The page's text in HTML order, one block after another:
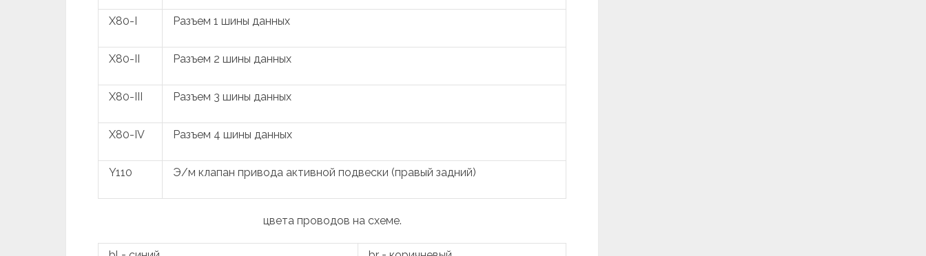
X80-I Разъем 1 шины данных
X80-II Разъем 2 шины данных
X80-III Разъем 3 шины данных
X80-IV Разъем 4 шины данных
Y110 Э/м клапан привода активной подвески (правый задний)
цвета проводов на схеме.